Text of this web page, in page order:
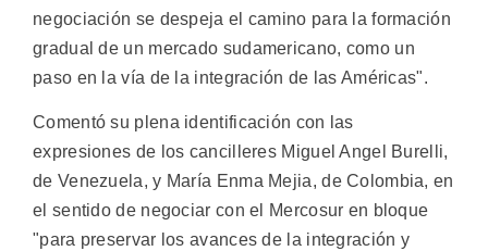
negociación se despeja el camino para la formación
gradual de un mercado sudamericano, como un
paso en la vía de la integración de las Américas".
Comentó su plena identificación con las
expresiones de los cancilleres Miguel Angel Burelli,
de Venezuela, y María Enma Mejia, de Colombia, en
el sentido de negociar con el Mercosur en bloque
"para preservar los avances de la integración y